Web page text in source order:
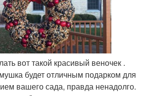
вот такой красивый веночек .
будет отличным подарком для
вашего сада, правда ненадолго.